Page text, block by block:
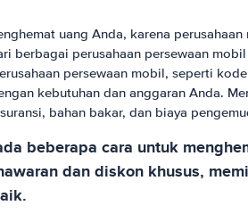
uang Anda, karena
berbagai perusahaan persewaan
persewaan mobil, seperti
kebutuhan dan anggaran Anda.
bahan bakar, dan biaya
beberapa cara untuk
dan diskon khusus,